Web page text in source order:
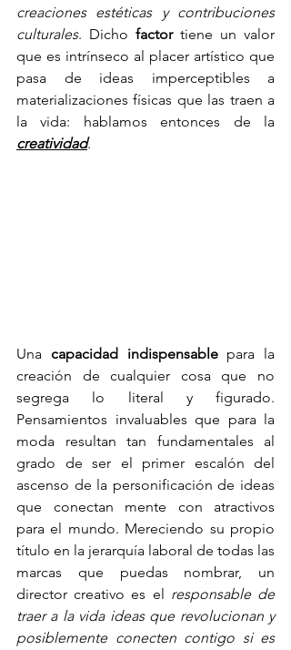
creaciones estéticas y contribuciones
culturales. Dicho factor tiene un valor
que es intrínseco al placer artístico que
pasa de ideas imperceptibles a
materializaciones físicas que las traen a
creatividad.
Una capacidad indispensable para la
creación de cualquier cosa que no
segrega lo literal y figurado.
Pensamientos invaluables que para la
moda resultan tan fundamentales al
grado de ser el primer escalón del
ascenso de la personificación de ideas
que conectan mente con atractivos
para el mundo. Mereciendo su propio
título en la jerarquía laboral de todas las
marcas que puedas nombrar, un
director creativo es el responsable de
traer a la vida ideas que revolucionan y
posiblemente conecten contigo si es